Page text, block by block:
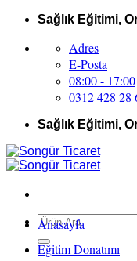
İçeriğeSağlık Eğitimi,
Adres
E-Posta
08:00 - 17:00
0312 428 28
Sağlık Eğitimi,
Ara:
Anasayfa
Eğitim Donatımı